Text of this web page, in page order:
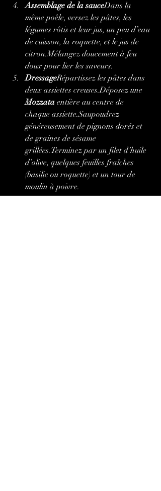
Assemblage de la sauceDans la
même poêle, versez les pâtes, les
légumes rôtis et leur jus, un peu d’eau
de cuisson, la roquette, et le jus de
citron.Mélangez doucement à feu
doux pour lier les saveurs.
DressageRépartissez les pâtes dans
deux assiettes creuses.Déposez une
Mozzata entière au centre de
chaque assiette.Saupoudrez
généreusement de pignons dorés et
de graines de sésame
grillées.Terminez par un filet d’huile
d’olive, quelques feuilles fraîches
(basilic ou roquette) et un tour de
moulin à poivre.